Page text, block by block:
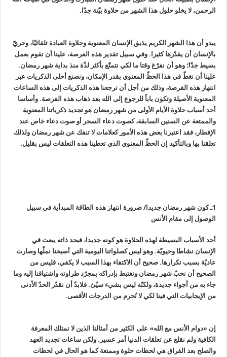
الرحمن، لا يخلو حلول هذا الشهر من حلاوة بيّنة جدّا.
يبدو أن هذا الشهر الكريم يذيق الإنسان المعنوية وحلاوة العبادة تلقائيّا، وحريّ
بالإنسان أن يقدّرها كثيرا. وفي سبيل تقدير هذه الفرصة، علينا أن نقوم بعمل
بسيط جدّا؛ وهو أن نفرّغ وقتا ما لكي نتمتّع بأكثر لذّة منذ بداية شهر رمضان.
علينا أن نغطّ في هذا الحظّ المعنوي بقدر الإمكان، ونصنع أحلى الذكريات عبر
انتهاز هذه الفرصة، وذلك من أجل أن ترجعنا هذه الذكريات إلى هذه الساعات
المعنوية الأصيلة وتكون باباً للرجوع إلى الله بعد ذهاب هذه الفرصة. وأساسا
أحد أسباب حلاوة الأيام الأولى من شهر رمضان هو تجديد ذكرياتنا المعنوية
والممتعة عن السنين السابقة، كصوت دعاء السحر أو صوت دعاء خاص عند
الإفطار، فقد اعتبرنا بعض هذه الأمور كعلامات لا تنفك عن شهر رمضان ولذلك
تعلقنا بها وبالتأكيد إن الحظّ المعنوي الذي تعطينا هذه التعلقات ليس بقليل.
1ـ كون شهر رمضان جديدا/ ضرورة انتهاز هذه الطاقة المبدأية في سبيل
الوصول إلى مقام الأنس
أحد الأسباب البسيطة لهذه الحلاوة هو كونه جديدا، فبحد ذاته يبعث في
الإنسان نشاطا وحيويّة. وهو ليس كصلواتنا اليومية التي أصبحنا نملّها وصارت
عاديّة بسبب تكرارها. صحيح أن الاكتفاء بهذا السبب لا يكفي، فليس من
الصحيح أن نحبّ شهر رمضان ونغتبط بإدراكه بمجرّد طراوته واشتياقنا إليه وما
جاء به من أجواء جديدة، ولكنّه ليس بشيء سيّئ. فلابدّ أن نقدّر الحدّ الأدنى
من الإيجابيات التي فينا لكي لا نُحرم من الدرجات الأقصى.
إن «دوام الأنس مع الله» على الكثير من أمثالنا الذين لا نمتلك المعرفة
الكافية ولم نقلع عن تعلقات الدنيا أمر عسير. ولكن ساعات تجديد العهد
والصلح بعد الفراق هي لحظات حلوة وممتعة كما هو الحال في لحظات